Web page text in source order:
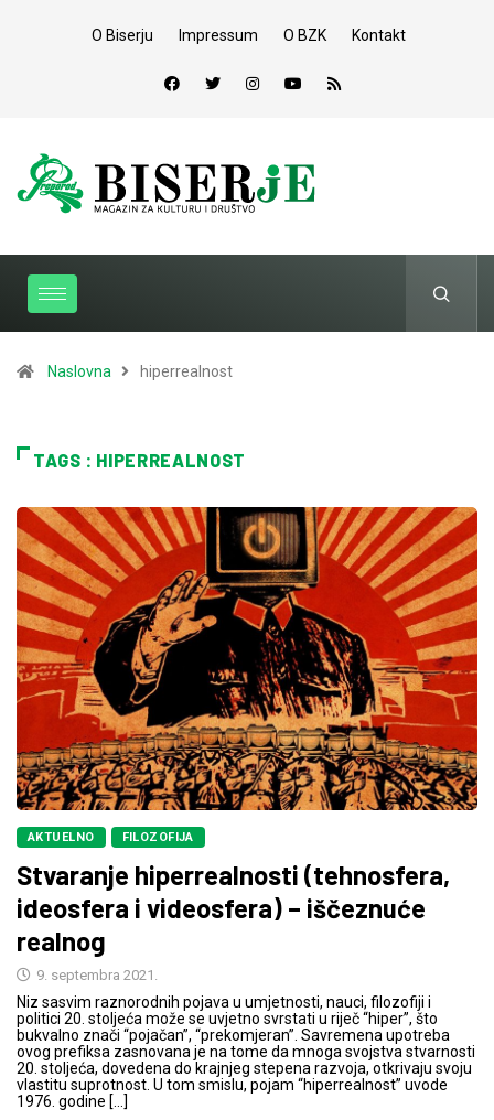
O Biserju Impressum O BZK Kontakt
Naslovna hiperrealnost
TAGS : HIPERREALNOST
AKTUELNO FILOZOFIJA
Stvaranje hiperrealnosti (tehnosfera,
ideosfera i videosfera) – iščeznuće
realnog
9. septembra 2021.
Niz sasvim raznorodnih pojava u umjetnosti, nauci, filozofiji i
politici 20. stoljeća može se uvjetno svrstati u riječ “hiper”, što
bukvalno znači “pojačan”, “prekomjeran”. Savremena upotreba
ovog prefiksa zasnovana je na tome da mnoga svojstva stvarnosti
20. stoljeća, dovedena do krajnjeg stepena razvoja, otkrivaju svoju
vlastitu suprotnost. U tom smislu, pojam “hiperrealnost” uvode
1976. godine […]